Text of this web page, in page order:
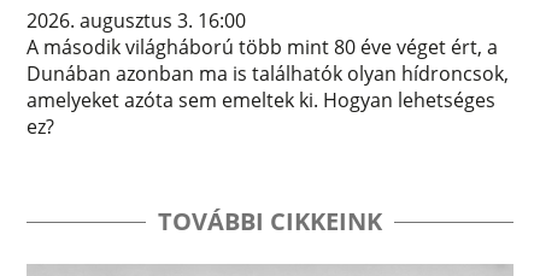
2026. augusztus 3. 16:00
A második világháború több mint 80 éve véget ért, a
Dunában azonban ma is találhatók olyan hídroncsok,
amelyeket azóta sem emeltek ki. Hogyan lehetséges
ez?
TOVÁBBI CIKKEINK